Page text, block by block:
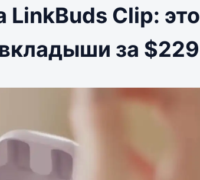
LinkBuds Clip: это
за $229